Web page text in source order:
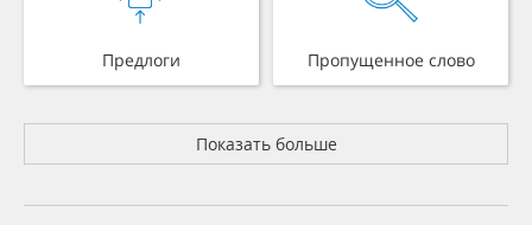
Предлоги Пропущенное слово
Показать больше